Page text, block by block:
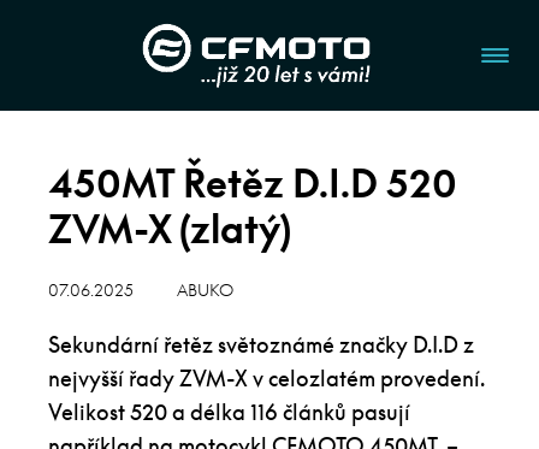
450MT Řetěz D.I.D 520
ZVM-X (zlatý)
07.06.2025 ABUKO
Sekundární řetěz světoznámé značky D.I.D z
nejvyšší řady ZVM-X v celozlatém provedení.
Velikost 520 a délka 116 článků pasují